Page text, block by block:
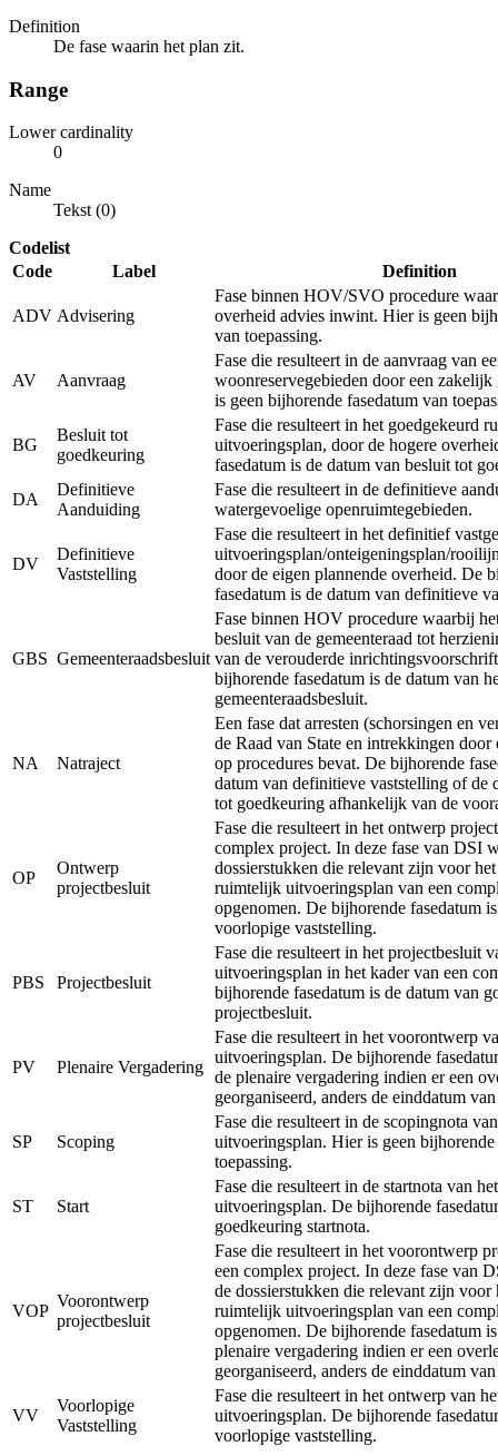
Definition
De fase waarin het plan zit.
Range
Lower cardinality
0
Name
Tekst (0)
Codelist
Code
Label Definition
ADV Advisering
Fase binnen HOV/SVO procedure
overheid advies inwint. Hier is geen
van toepassing.
AV Aanvraag
Fase die resulteert in de aanvraag van
woonreservegebieden door een
is geen bijhorende fasedatum van
BG
Besluit tot
goedkeuring
Fase die resulteert in het goedgekeurd
uitvoeringsplan, door de hogere
fasedatum is de datum van besluit tot
DA
Definitieve
Aanduiding
Fase die resulteert in de definitieve
watergevoelige openruimtegebieden.
DV
Definitieve
Vaststelling
Fase die resulteert in het definitief
uitvoeringsplan/onteigeningsplan/
door de eigen plannende overheid. De
fasedatum is de datum van definitieve
GBS Gemeenteraadsbesluit
Fase binnen HOV procedure waarbij
besluit van de gemeenteraad tot
van de verouderde
bijhorende fasedatum is de datum van
gemeenteraadsbesluit.
NA Natraject
Een fase dat arresten (schorsingen en
de Raad van State en intrekkingen door
op procedures bevat. De bijhorende
datum van definitieve vaststelling of de
tot goedkeuring afhankelijk van de
OP
Ontwerp
projectbesluit
Fase die resulteert in het ontwerp
complex project. In deze fase van DSI
dossierstukken die relevant zijn voor
ruimtelijk uitvoeringsplan van een
opgenomen. De bijhorende fasedatum
voorlopige vaststelling.
PBS Projectbesluit
Fase die resulteert in het projectbesluit
uitvoeringsplan in het kader van een
bijhorende fasedatum is de datum van
projectbesluit.
PV Plenaire Vergadering
Fase die resulteert in het voorontwerp
uitvoeringsplan. De bijhorende
de plenaire vergadering indien er een
georganiseerd, anders de einddatum
SP Scoping
Fase die resulteert in de scopingnota
uitvoeringsplan. Hier is geen bijhorende
toepassing.
ST Start
Fase die resulteert in de startnota van
uitvoeringsplan. De bijhorende
goedkeuring startnota.
VOP
Voorontwerp
projectbesluit
Fase die resulteert in het voorontwerp
een complex project. In deze fase van
de dossierstukken die relevant zijn
ruimtelijk uitvoeringsplan van een
opgenomen. De bijhorende fasedatum
plenaire vergadering indien er een
georganiseerd, anders de einddatum
VV
Voorlopige
Vaststelling
Fase die resulteert in het ontwerp van
uitvoeringsplan. De bijhorende
voorlopige vaststelling.